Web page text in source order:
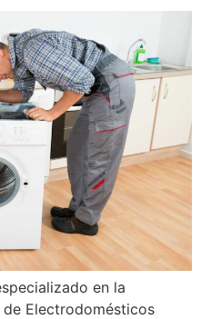
en la
Electrodomésticos